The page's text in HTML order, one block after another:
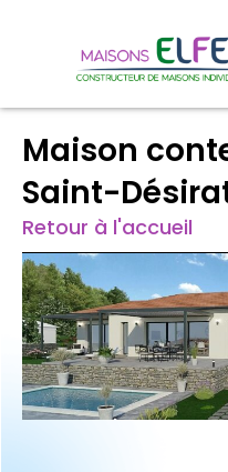
Maison
Saint-
Retour à l'accueil